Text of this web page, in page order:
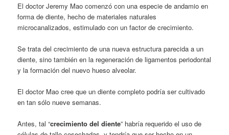
El doctor Jeremy Mao comenzó con una especie de andamio en
forma de diente, hecho de materiales naturales
microcanalizados, estimulado con un factor de crecimiento.
Se trata del crecimiento de una nueva estructura parecida a un
diente, sino también en la regeneración de ligamentos periodontal
y la formación del nuevo hueso alveolar.
El doctor Mao cree que un diente completo podría ser cultivado
en tan sólo nueve semanas.
Antes, tal “crecimiento del diente” habría requerido el uso de